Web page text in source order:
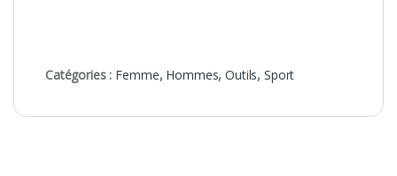
Catégories : Femme, Hommes,Outils,Sport